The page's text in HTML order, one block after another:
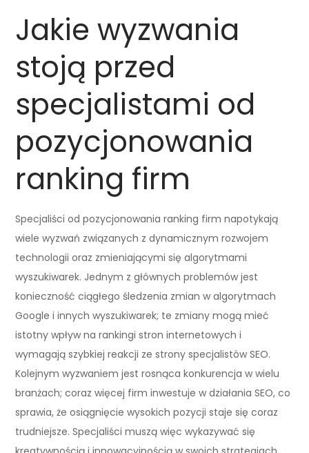
Jakie wyzwania
stoją przed
specjalistami od
pozycjonowania
ranking firm
Specjaliści od pozycjonowania ranking firm napotykają
wiele wyzwań związanych z dynamicznym rozwojem
technologii oraz zmieniającymi się algorytmami
wyszukiwarek. Jednym z głównych problemów jest
konieczność ciągłego śledzenia zmian w algorytmach
Google i innych wyszukiwarek; te zmiany mogą mieć
istotny wpływ na rankingi stron internetowych i
wymagają szybkiej reakcji ze strony specjalistów SEO.
Kolejnym wyzwaniem jest rosnąca konkurencja w wielu
branżach; coraz więcej firm inwestuje w działania SEO, co
sprawia, że osiągnięcie wysokich pozycji staje się coraz
trudniejsze. Specjaliści muszą więc wykazywać się